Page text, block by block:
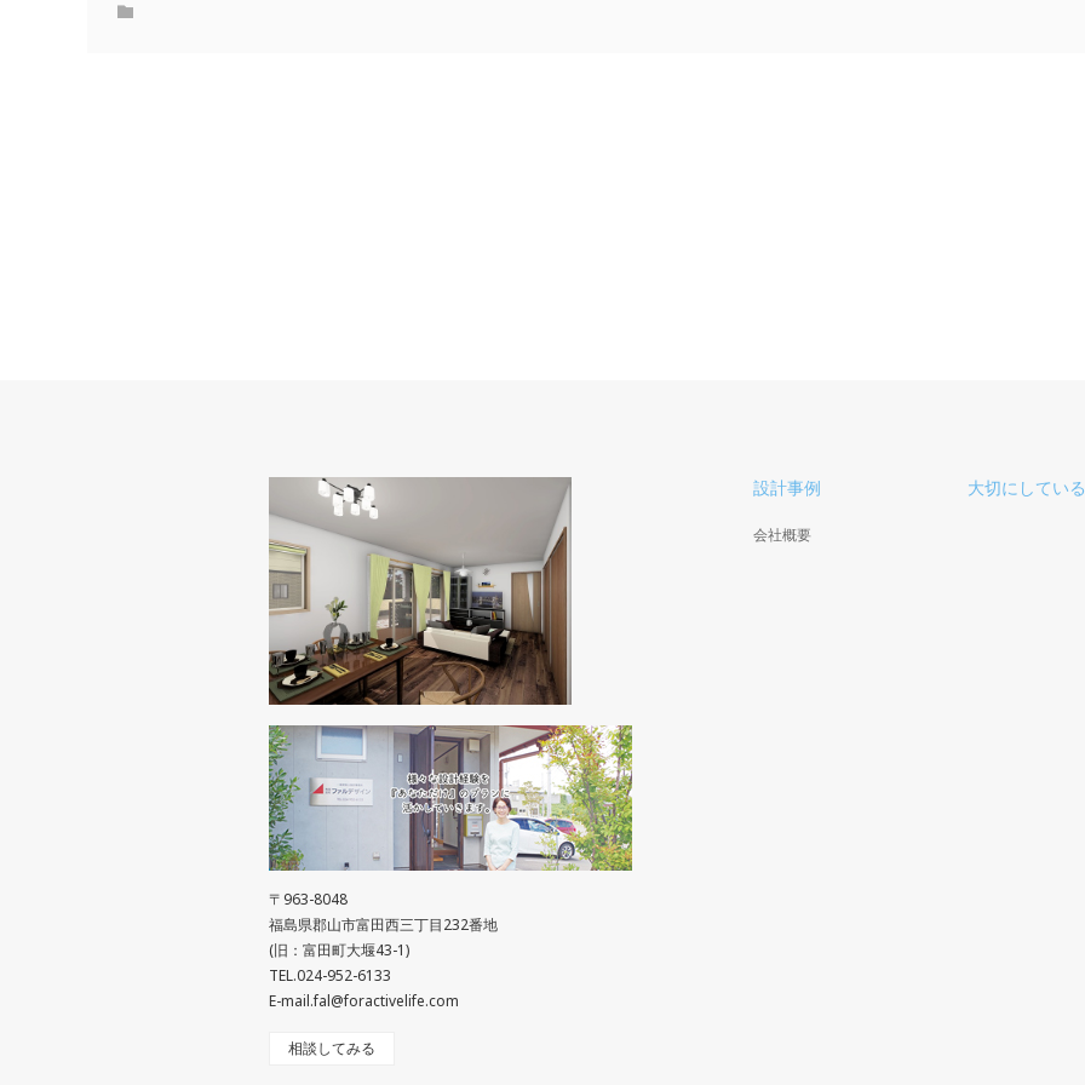
設計事例
会社概要
大切にしてい
〒963-8048
福島県郡山市富田西三丁目232番地
(旧：富田町大堰43-1)
TEL.024-952-6133
E-mail.fal@foractivelife.com
相談してみる